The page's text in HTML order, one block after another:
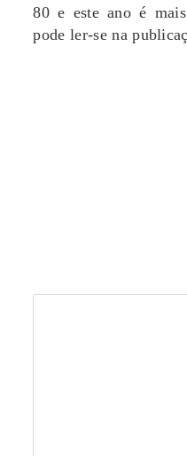
80 e este ano é
pode ler-se na